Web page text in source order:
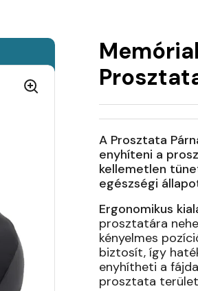
A Prosztata
enyhíteni a
kellemetlen
egészségi
Ergonomikus
prosztatára
kényelmes
biztosít, így
enyhítheti a
prosztata